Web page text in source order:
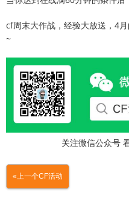
cf周末大作战，经验大放送，4
~
关注微信公众号
«上一个CF活动